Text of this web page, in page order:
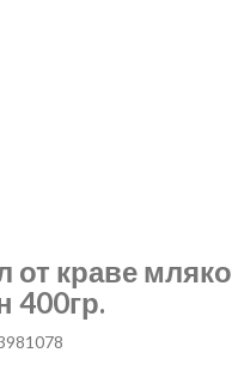
от краве мляко
400гр.